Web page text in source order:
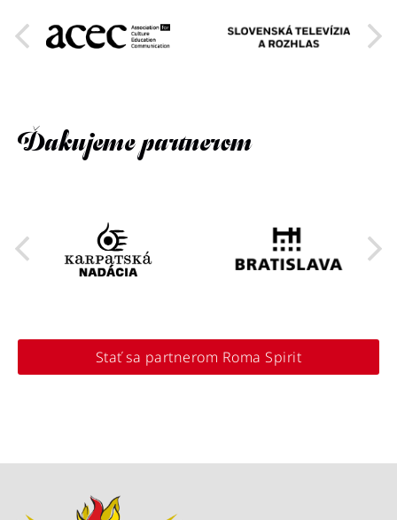
Ďakujeme partnerom
Stať sa partnerom Roma Spirit